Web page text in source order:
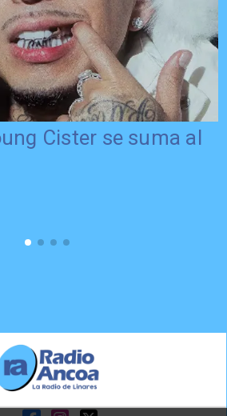
Cister se suma al